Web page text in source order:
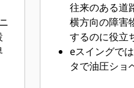
往来のある道
横方向の障害
するのに役立
eスイングで
タで油圧ショ